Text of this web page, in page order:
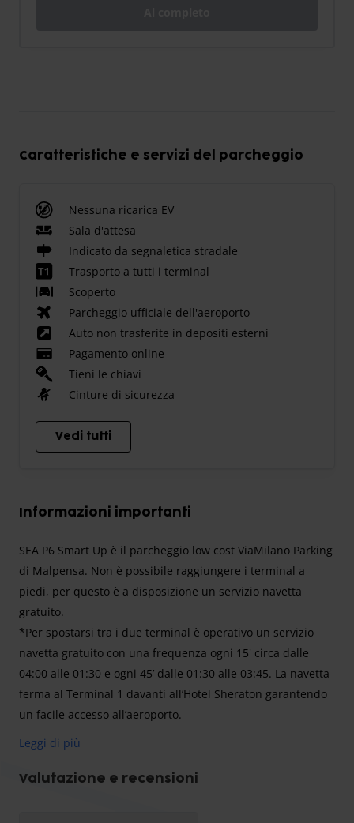
Caratteristiche e servizi del parcheggio
Nessuna ricarica EV
Sala d'attesa
Indicato da segnaletica stradale
Trasporto a tutti i terminal
Scoperto
Parcheggio ufficiale dell'aeroporto
Auto non trasferite in depositi esterni
Pagamento online
Tieni le chiavi
Cinture di sicurezza
Vedi tutti
Informazioni importanti
SEA P6 Smart Up è il parcheggio low cost ViaMilano Parking
di Malpensa. Non è possibile raggiungere i terminal a
piedi, per questo è a disposizione un servizio navetta
gratuito.
*Per spostarsi tra i due terminal è operativo un servizio
navetta gratuito con una frequenza ogni 15' circa dalle
04:00 alle 01:30 e ogni 45’ dalle 01:30 alle 03:45. La navetta
ferma al Terminal 1 davanti all’Hotel Sheraton garantendo
un facile accesso all’aeroporto.
Terminal 2: la fermata della navetta si trova di fronte
Leggi di più
Valutazione e recensioni